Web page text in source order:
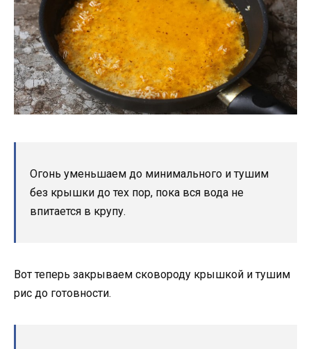
Огонь уменьшаем до минимального и тушим
без крышки до тех пор, пока вся вода не
впитается в крупу.
Вот теперь закрываем сковороду крышкой и тушим
рис до готовности.